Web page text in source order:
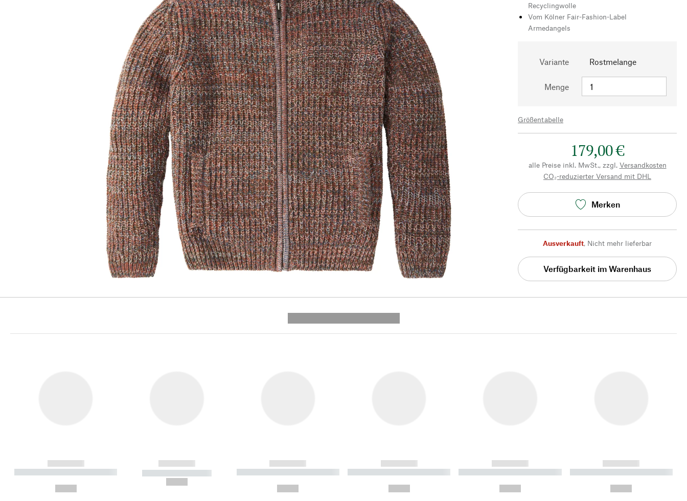
Recyclingwolle
Vom Kölner Fair-Fashion-Label
Armedangels
Variante Rostmelange
Menge
Größentabelle
179,00 €
alle Preise inkl. MwSt., zzgl. Versandkosten
CO₂-reduzierter Versand mit DHL
Merken
Ausverkauft, Nicht mehr lieferbar
Verfügbarkeit im Warenhaus
------------
----------- ----------- ----------
------------
----------- -----------
------------
----------- ----------- ----------
------------
----------- ----------- ----------
------------
----------- ----------- ----------
------------
----------- ----------- ----------